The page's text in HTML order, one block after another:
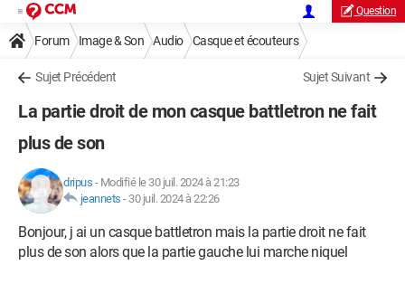
Question
Forum Image & Son Audio Casque et écouteurs
Sujet Précédent Sujet Suivant
La partie droit de mon casque battletron ne fait
plus de son
dripus - Modifié le 30 juil. 2024 à 21:23
jeannets - 30 juil. 2024 à 22:26
Bonjour, j ai un casque battletron mais la partie droit ne fait
plus de son alors que la partie gauche lui marche niquel